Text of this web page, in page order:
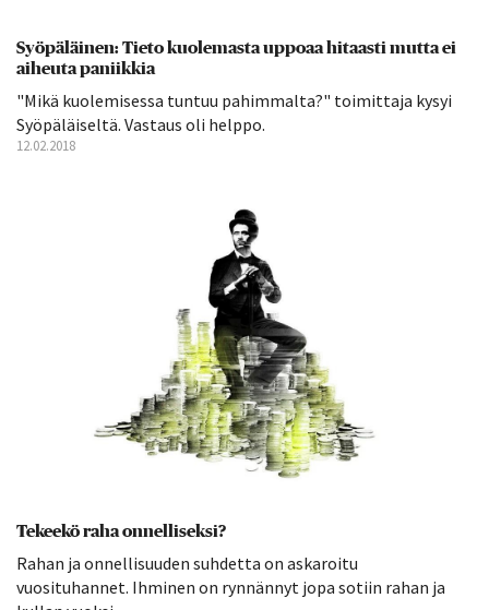
Syöpäläinen: Tieto kuolemasta uppoaa hitaasti mutta ei
aiheuta paniikkia
"Mikä kuolemisessa tuntuu pahimmalta?" toimittaja kysyi
Syöpäläiseltä. Vastaus oli helppo.
12.02.2018
Tekeekö raha onnelliseksi?
Rahan ja onnellisuuden suhdetta on askaroitu
vuosituhannet. Ihminen on rynnännyt jopa sotiin rahan ja